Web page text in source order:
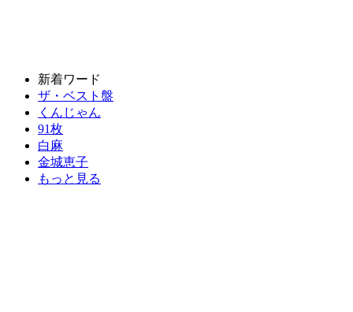
新着ワード
ザ・ベスト盤
くんじゃん
91枚
白麻
金城恵子
もっと見る